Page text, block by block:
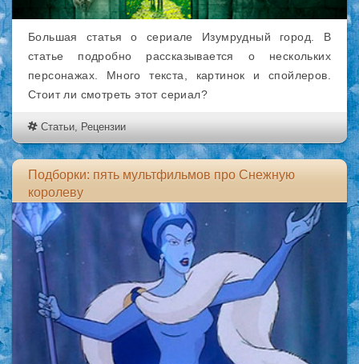
Большая статья о сериале Изумрудный город. В
статье подробно рассказывается о нескольких
персонажах. Много текста, картинок и спойлеров.
Стоит ли смотреть этот сериал?
Статьи, Рецензии
Подборки: пять мультфильмов про Снежную
королеву